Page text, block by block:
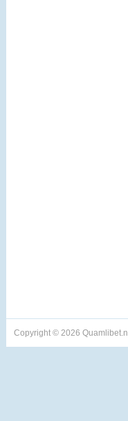
Copyright © 2026 Quamlibet.nl